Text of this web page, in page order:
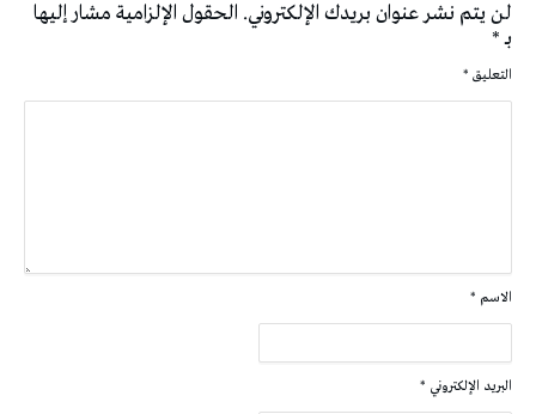
لن يتم نشر عنوان بريدك الإلكتروني. الحقول الإلزامية مشار إليها
بـ*
التعليق *
الاسم *
البريد الإلكتروني *